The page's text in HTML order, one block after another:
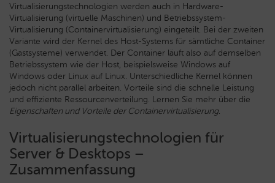
Virtualisierungstechnologien werden auch in Hardware-
Virtualisierung (virtuelle Maschinen) und Betriebssystem-
Virtualisierung (Containervirtualisierung) eingeteilt. Bei der zweiten
Variante wird der Kernel des Host-Systems für sämtliche Container
(Gastsysteme) verwendet. Der Container läuft also auf demselben
Betriebssystem wie der Host, beispielsweise Windows auf
Windows oder Linux auf Linux. Unterschiedliche Kernel können
jedoch nicht parallel arbeiten. Vorteile sind die schnelle Leistung
und effiziente Ressourcenverteilung. Lernen Sie mehr über die
Eigenschaften und Vorteile der Containervirtualisierung.
Virtualisierungstechnologien für
Server & Desktops –
Zusammenfassung